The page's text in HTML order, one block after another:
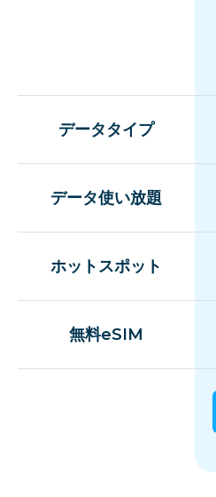
データタイプ
データ使い放題
ホットスポット
無料eSIM